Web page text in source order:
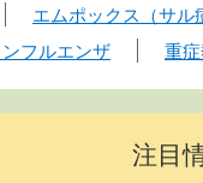
エムポックス（サル
フルエンザ 重
注目